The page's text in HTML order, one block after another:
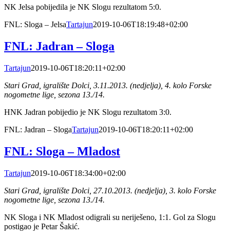
NK Jelsa pobijedila je NK Slogu rezultatom 5:0.
FNL: Sloga – JelsaTartajun2019-10-06T18:19:48+02:00
FNL: Jadran – Sloga
Tartajun2019-10-06T18:20:11+02:00
Stari Grad, igralište Dolci, 3.11.2013. (nedjelja), 4. kolo Forske
nogometne lige, sezona 13./14.
HNK Jadran pobijedio je NK Slogu rezultatom 3:0.
FNL: Jadran – SlogaTartajun2019-10-06T18:20:11+02:00
FNL: Sloga – Mladost
Tartajun2019-10-06T18:34:00+02:00
Stari Grad, igralište Dolci, 27.10.2013. (nedjelja), 3. kolo Forske
nogometne lige, sezona 13./14.
NK Sloga i NK Mladost odigrali su neriješeno, 1:1. Gol za Slogu
postigao je Petar Šakić.